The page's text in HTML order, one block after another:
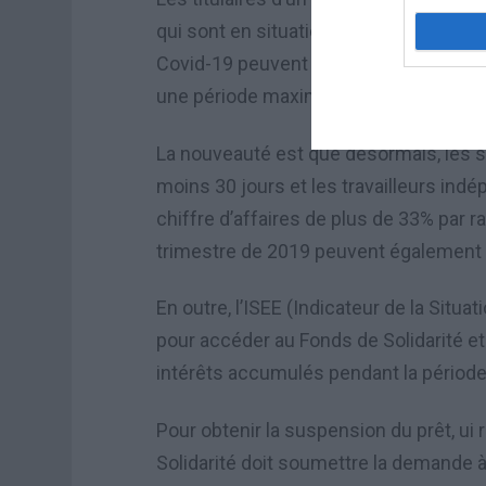
qui sont en situation de difficulté
Covid-19 peuvent bénéficier de la
une période maximale de 18 mois.
La nouveauté est que désormais, les
moins 30 jours et les travailleurs
chiffre d’affaires de plus de 33% par
trimestre de 2019 peuvent également
En outre, l’ISEE (Indicateur de la
pour accéder au Fonds de Solidarité
intérêts accumulés pendant la
Pour obtenir la suspension du prêt, ui
Solidarité doit soumettre la demande